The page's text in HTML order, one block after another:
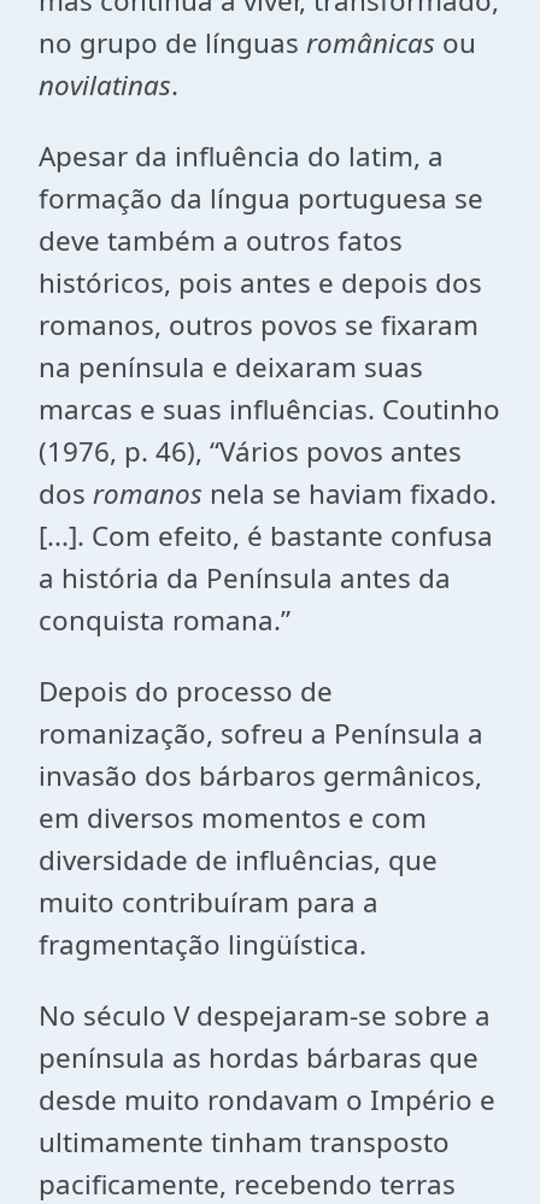
no grupo de línguas românicas ou
novilatinas.
Apesar da influência do latim, a
formação da língua portuguesa se
deve também a outros fatos
históricos, pois antes e depois dos
romanos, outros povos se fixaram
na península e deixaram suas
marcas e suas influências. Coutinho
(1976, p. 46), “Vários povos antes
dos romanos nela se haviam fixado.
[...]. Com efeito, é bastante confusa
a história da Península antes da
conquista romana.”
Depois do processo de
romanização, sofreu a Península a
invasão dos bárbaros germânicos,
em diversos momentos e com
diversidade de influências, que
muito contribuíram para a
fragmentação lingüística.
No século V despejaram-se sobre a
península as hordas bárbaras que
desde muito rondavam o Império e
ultimamente tinham transposto
pacificamente, recebendo terras